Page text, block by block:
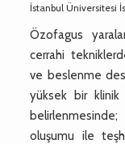
İstanbul Üniversitesi
Özofagus
cerrahi
ve beslenme
yüksek bir
oluşumu ile